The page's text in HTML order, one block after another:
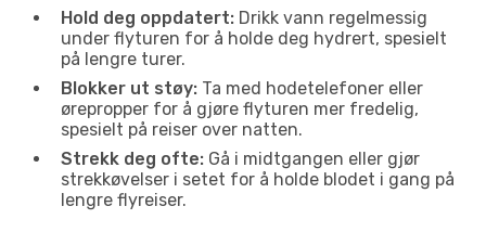
Hold deg oppdatert: Drikk vann regelmessig
under flyturen for å holde deg hydrert, spesielt
på lengre turer.
Blokker ut støy: Ta med hodetelefoner eller
ørepropper for å gjøre flyturen mer fredelig,
spesielt på reiser over natten.
Strekk deg ofte: Gå i midtgangen eller gjør
strekkøvelser i setet for å holde blodet i gang på
lengre flyreiser.